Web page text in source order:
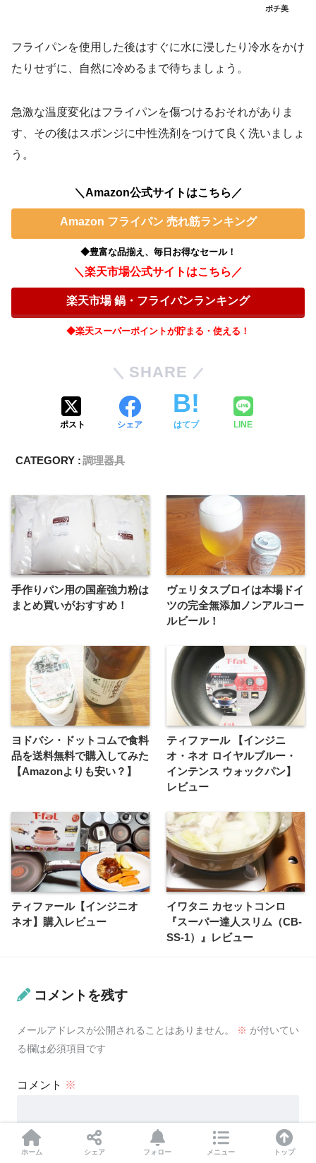
ポチ美
フライパンを使用した後はすぐに水に浸したり冷水をかけ
たりせずに、自然に冷めるまで待ちましょう。
急激な温度変化はフライパンを傷つけるおそれがありま
す、その後はスポンジに中性洗剤をつけて良く洗いましょ
う。
＼Amazon公式サイトはこちら／
Amazon フライパン 売れ筋ランキング
◆豊富な品揃え、毎日お得なセール！
＼楽天市場公式サイトはこちら／
楽天市場 鍋・フライパンランキング
◆楽天スーパーポイントが貯まる・使える！
SHARE
ポスト シェア はてブ LINE
CATEGORY :調理器具
手作りパン用の国産強力粉は
まとめ買いがおすすめ！
ヴェリタスブロイは本場ドイ
ツの完全無添加ノンアルコー
ルビール！
ヨドバシ・ドットコムで食料
品を送料無料で購入してみた
【Amazonよりも安い？】
ティファール 【インジニ
オ・ネオ ロイヤルブルー・
インテンス ウォックパン】
レビュー
ティファール【インジニオ
ネオ】購入レビュー
イワタニ カセットコンロ
『スーパー達人スリム（CB-
SS-1）』レビュー
コメントを残す
メールアドレスが公開されることはありません。 ※ が付いてい
る欄は必須項目です
コメント ※
ホーム シェア フォロー メニュー トップ